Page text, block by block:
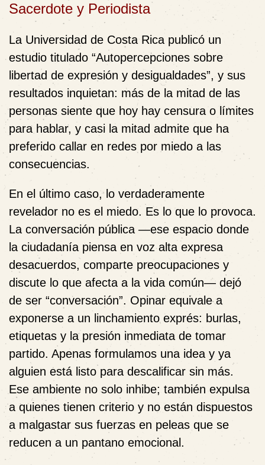
Sacerdote y Periodista
La Universidad de Costa Rica publicó un
estudio titulado “Autopercepciones sobre
libertad de expresión y desigualdades”, y sus
resultados inquietan: más de la mitad de las
personas siente que hoy hay censura o límites
para hablar, y casi la mitad admite que ha
preferido callar en redes por miedo a las
consecuencias.
En el último caso, lo verdaderamente
revelador no es el miedo. Es lo que lo provoca.
La conversación pública —ese espacio donde
la ciudadanía piensa en voz alta expresa
desacuerdos, comparte preocupaciones y
discute lo que afecta a la vida común— dejó
de ser “conversación”. Opinar equivale a
exponerse a un linchamiento exprés: burlas,
etiquetas y la presión inmediata de tomar
partido. Apenas formulamos una idea y ya
alguien está listo para descalificar sin más.
Ese ambiente no solo inhibe; también expulsa
a quienes tienen criterio y no están dispuestos
a malgastar sus fuerzas en peleas que se
reducen a un pantano emocional.